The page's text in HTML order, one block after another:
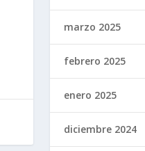
marzo 2025
febrero 2025
enero 2025
diciembre 2024